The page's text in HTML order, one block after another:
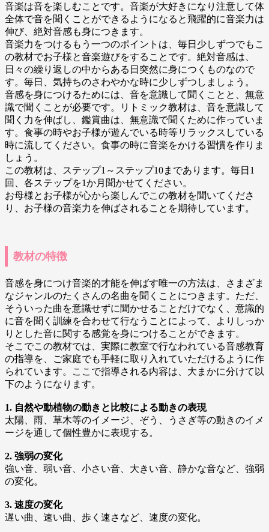
音楽は音を楽しむことです。音楽が大好きになり注意して体
全体で音を聞くことができるようになると飛躍的に音楽力は
伸び、絶対音感も身につきます。
音楽力をつけるもう一つのポイントは、毎日少しずつでもこ
の教材でお子様と音楽遊びをすることです。絶対音感は、
日々の繰り返しの中からある日突然に身につくものなので
す。毎日、気持ちのさわやかな時に少しずつしましょう。
音感を身につけるためには、音を意識して聞くことと、無意
識で聞くことが必要です。リトミック教材は、音を意識して
聞く力を伸ばし、鑑賞曲は、無意識で聞くために作っていま
す。食事の時やお子様が遊んでいる時等リラックスしている
時に流してください。食事の時に音楽をかける習慣を作りま
しょう。
この教材は、ステップ1～ステップ10まであります。毎日1
回、各ステップを1か月聞かせてください。
お母様とお子様が心から楽しんでこの教材を聞いてくださ
り、お子様の音楽力を伸ばされることを期待しています。
教材の特徴
音感を身につけ音楽的才能を伸ばす唯一の方法は、さまざま
なジャンルのたくさんの名曲を聞くことにつきます。ただ、
そういった曲を意識せずに聞かせることだけでなく、意識的
に音を聞く訓練を合わせて行なうことによって、よりしっか
りとした音に関する感覚を身につけることができます。
そこでこの教材では、実際に教室で行なわれている音感教育
の指導を、ご家庭でも手軽に取り入れていただけるように作
られています。ここで指導される内容は、大まかに分けて以
下のようになります。
1. 自然や動植物の動きと比較による動きの表現
太陽、雨、草木等のイメージ、ぞう、うさぎ等の動きのイメ
ージを通して個性豊かに表現する。
2. 強弱の変化
強い音、弱い音、小さい音、大きい音、静かな音など、強弱
の変化。
3. 速度の変化
遅い曲、速い曲、歩く速さなど、速度の変化。